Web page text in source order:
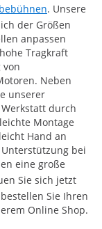
. Unsere
der Größen
anpassen
Tragkraft
von
Neben
unserer
durch
Montage
Hand an
bei
eine große
Sie sich jetzt
Sie Ihren
Online Shop.